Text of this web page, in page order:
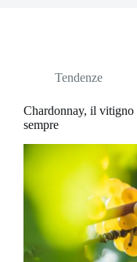
Tendenze
Chardonnay, il vitigno
sempre